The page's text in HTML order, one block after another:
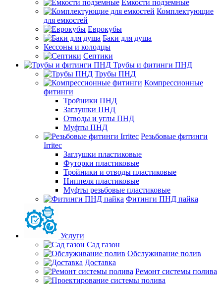
Емкости подземные
Комплектующие
для емкостей
Еврокубы
Баки для душа
Кессоны и колодцы
Септики
Трубы и фитинги ПНД
Трубы ПНД
Компрессионные
фитинги
Тройники ПНД
Заглушки ПНД
Отводы и углы ПНД
Муфты ПНД
Резьбовые фитинги
Irritec
Заглушки пластиковые
Футорки пластиковые
Тройники и отводы пластиковые
Ниппеля пластиковые
Муфты резьбовые пластиковые
Фитинги ПНД пайка
Услуги
Сад газон
Обслуживание полив
Доставка
Ремонт системы полива